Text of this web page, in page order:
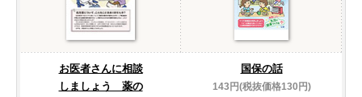
お医者さんに相談
しましょう 薬の
国保の話
143円(税抜価格130円)